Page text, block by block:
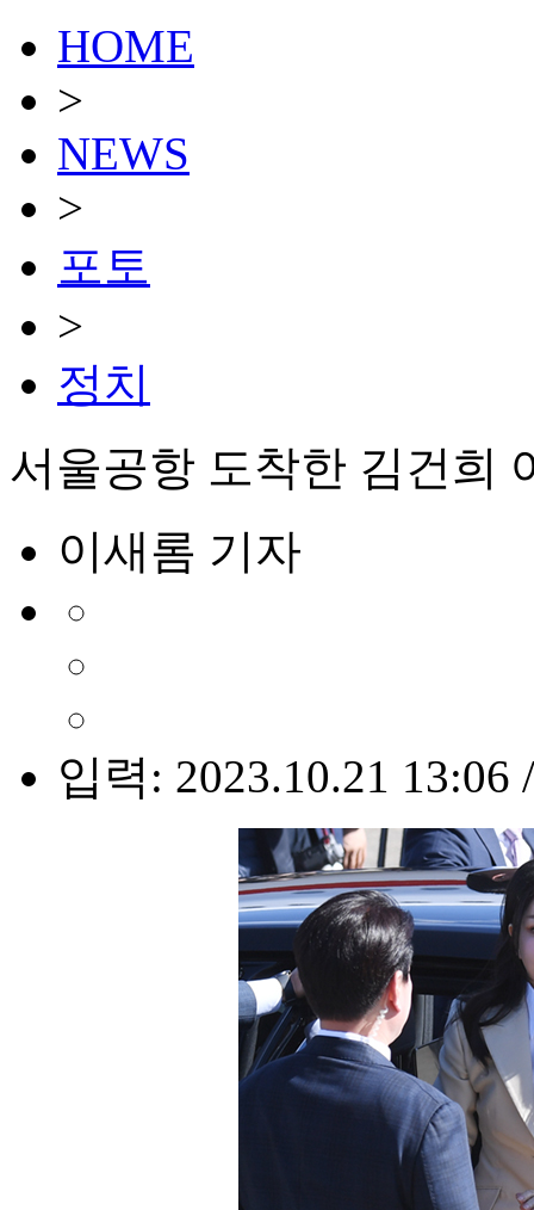
HOME
>
NEWS
>
포토
>
정치
서울공항 도착한 김건희
이새롬 기자
입력: 2023.10.21 13:06